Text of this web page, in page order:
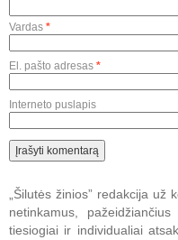
Vardas *
El. pašto adresas *
Interneto puslapis
„Šilutės žinios” redakcija
netinkamus,
tiesiogiai ir individualiai